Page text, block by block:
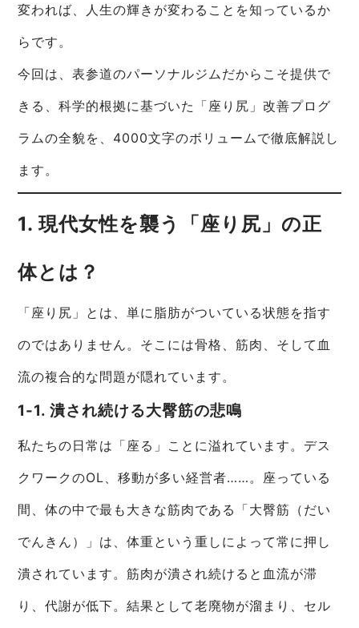
変われば、人生の輝きが変わることを知っているか
らです。
今回は、表参道のパーソナルジムだからこそ提供で
きる、科学的根拠に基づいた「座り尻」改善プログ
ラムの全貌を、4000文字のボリュームで徹底解説し
ます。
1. 現代女性を襲う「座り尻」の正
体とは？
「座り尻」とは、単に脂肪がついている状態を指す
のではありません。そこには骨格、筋肉、そして血
流の複合的な問題が隠れています。
1-1. 潰され続ける大臀筋の悲鳴
私たちの日常は「座る」ことに溢れています。デス
クワークのOL、移動が多い経営者……。座っている
間、体の中で最も大きな筋肉である「大臀筋（だい
でんきん）」は、体重という重しによって常に押し
潰されています。筋肉が潰され続けると血流が滞
り、代謝が低下。結果として老廃物が溜まり、セル